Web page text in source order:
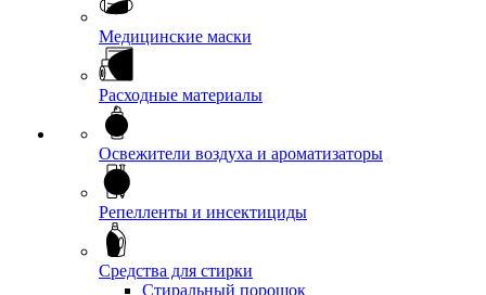
Медицинские маски
Расходные материалы
Освежители воздуха и ароматизаторы
Репелленты и инсектициды
Средства для стирки
Стиральный порошок